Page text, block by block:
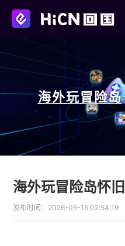
海外玩冒险岛
发布时间： 2026-05-15 02:54:19